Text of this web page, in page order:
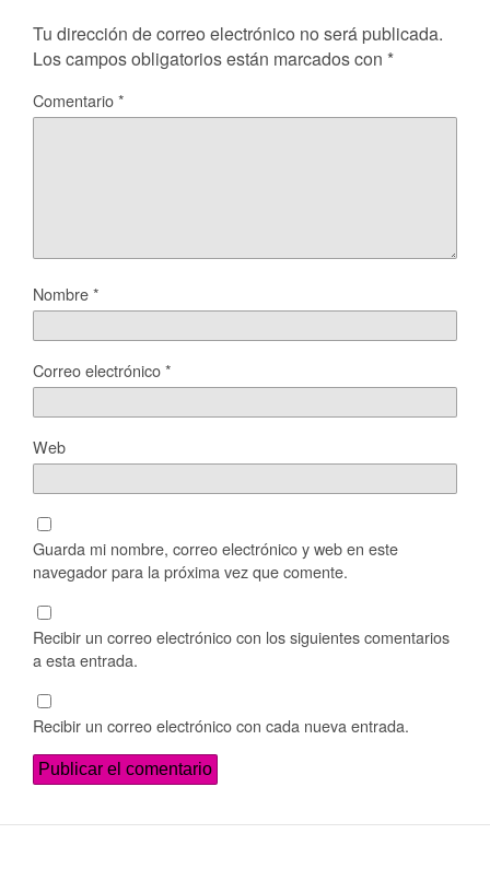
Tu dirección de correo electrónico no será publicada.
Los campos obligatorios están marcados con *
Comentario*
Nombre*
Correo electrónico*
Web
Guarda mi nombre, correo electrónico y web en este
navegador para la próxima vez que comente.
Recibir un correo electrónico con los siguientes comentarios
a esta entrada.
Recibir un correo electrónico con cada nueva entrada.